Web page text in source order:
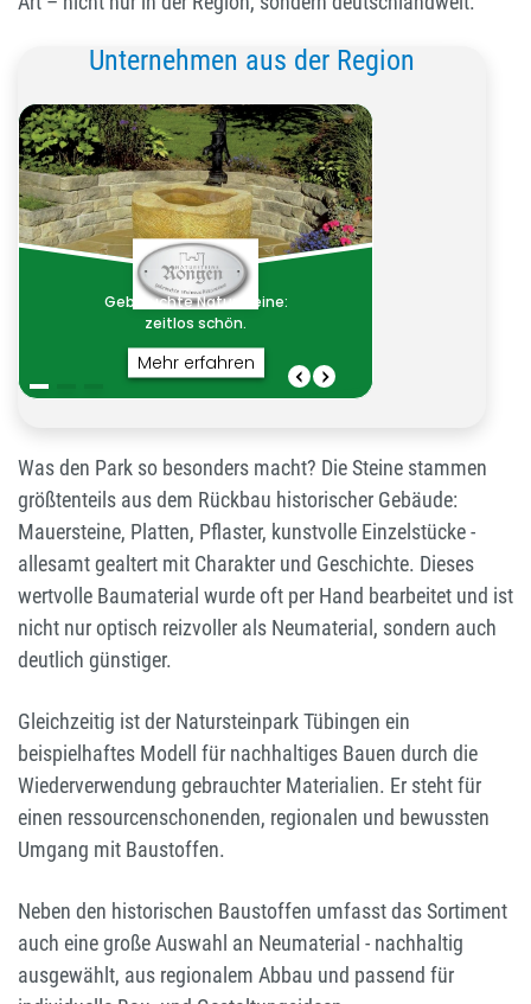
Unternehmen aus der Region
Was den Park so besonders macht? Die Steine stammen
größtenteils aus dem Rückbau historischer Gebäude:
Mauersteine, Platten, Pflaster, kunstvolle Einzelstücke -
allesamt gealtert mit Charakter und Geschichte. Dieses
wertvolle Baumaterial wurde oft per Hand bearbeitet und ist
nicht nur optisch reizvoller als Neumaterial, sondern auch
deutlich günstiger.
Gleichzeitig ist der Natursteinpark Tübingen ein
beispielhaftes Modell für nachhaltiges Bauen durch die
Wiederverwendung gebrauchter Materialien. Er steht für
einen ressourcenschonenden, regionalen und bewussten
Umgang mit Baustoffen.
Neben den historischen Baustoffen umfasst das Sortiment
auch eine große Auswahl an Neumaterial - nachhaltig
ausgewählt, aus regionalem Abbau und passend für